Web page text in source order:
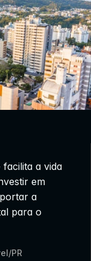
facilita a vida
em
a
para o
PR